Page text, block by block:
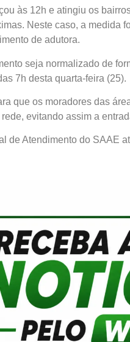
às 12h e atingiu os
Neste caso, a medida
de adutora.
seja normalizado de
7h desta quarta-feira (25).
que os moradores das
evitando assim a
de Atendimento do SAAE